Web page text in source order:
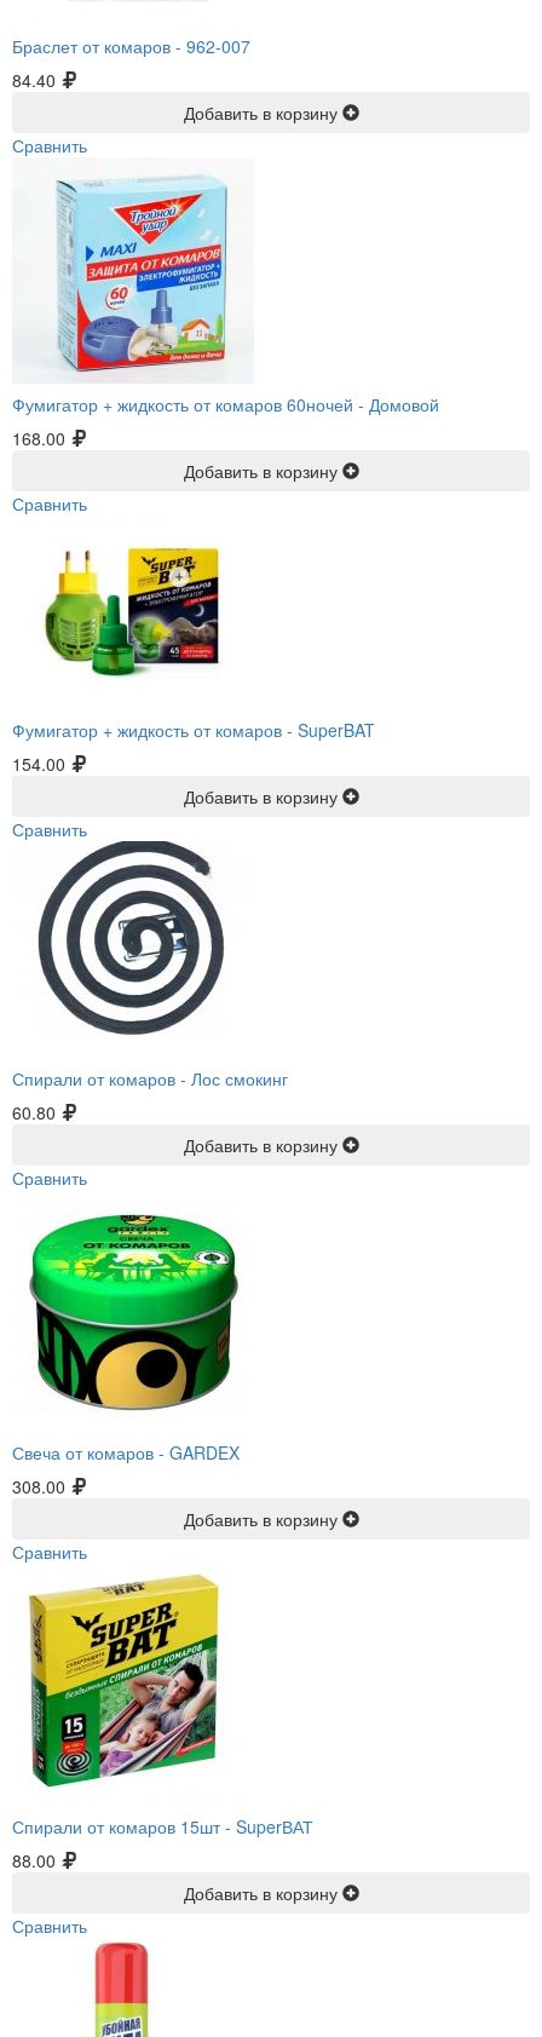
Браслет от комаров - 962-007
84.40
Добавить в корзину
Сравнить
Фумигатор + жидкость от комаров 60ночей - Домовой
168.00
Добавить в корзину
Сравнить
Фумигатор + жидкость от комаров - SuperBAT
154.00
Добавить в корзину
Сравнить
Спирали от комаров - Лос смокинг
60.80
Добавить в корзину
Сравнить
Свеча от комаров - GARDEX
308.00
Добавить в корзину
Сравнить
Спирали от комаров 15шт - SuperВАТ
88.00
Добавить в корзину
Сравнить